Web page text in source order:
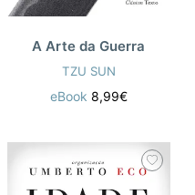
A Arte da Guerra
TZU SUN
eBook 8,99€